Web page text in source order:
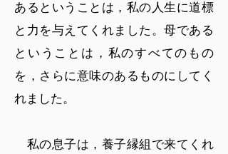
あるということは，私の人生に道標
と力を与えてくれました。母である
ということは，私のすべてのもの
を，さらに意味のあるものにしてく
れました。
私の息子は，養子縁組で来てくれ